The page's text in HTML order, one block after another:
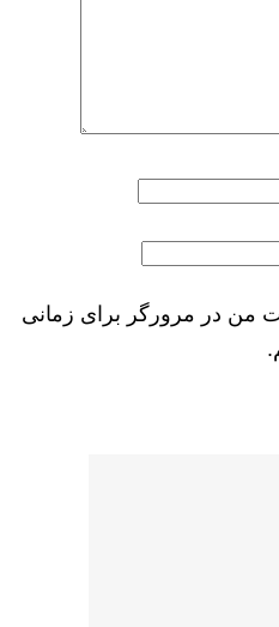
من در مرورگر برای زمانی